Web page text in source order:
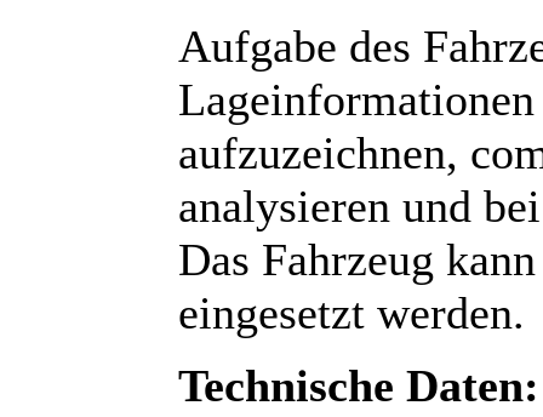
Aufgabe des
aufzuzeichnen,
analysieren und
Das Fahrzeug
eingesetzt werden.
Technische Daten: